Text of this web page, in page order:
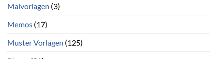
Malvorlagen (3)
Memos (17)
Muster Vorlagen (125)